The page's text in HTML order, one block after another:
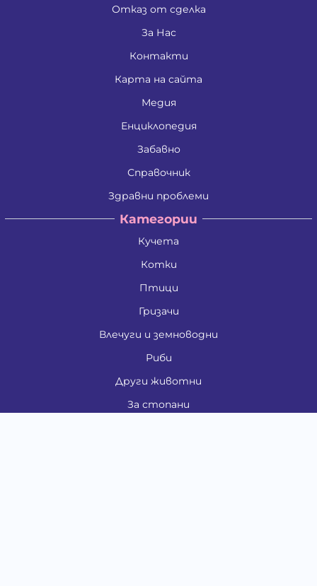
Отказ от сделка
За Нас
Контакти
Карта на сайта
Медия
Енциклопедия
Забавно
Справочник
Здравни проблеми
Категории
Кучета
Котки
Птици
Гризачи
Влечуги и земноводни
Риби
Други животни
За стопани